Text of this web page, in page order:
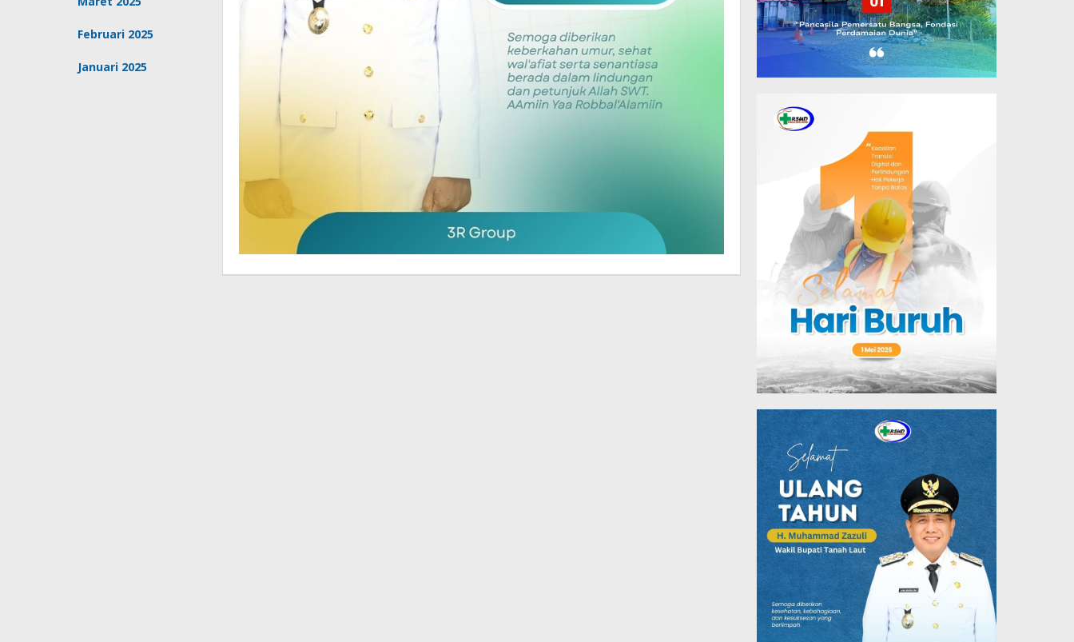
Februari 2025
Januari 2025